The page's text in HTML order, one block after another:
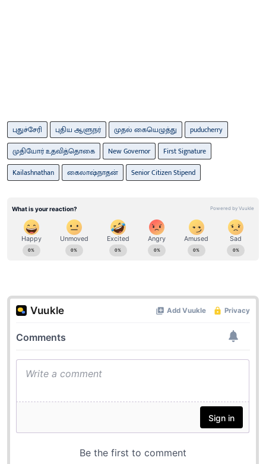
புதுச்சேரி புதிய ஆளுநர் முதல் கையெழுத்து
puducherry
முதியோர் உதவித்தொகை
New Governor
First Signature
Kailashnathan
கைலாஷ்நாதன் Senior Citizen Stipend